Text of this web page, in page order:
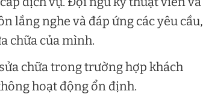
lắng nghe và đáp ứng các yêu cầu,
chữa của mình.
chữa trong trường hợp khách
hoạt động ổn định.